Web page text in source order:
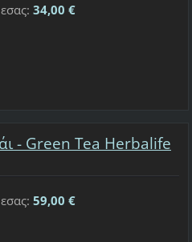
34,00 €
- Green Tea Herbalife
59,00 €